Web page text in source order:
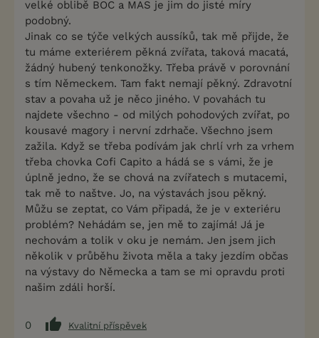
velké oblibě BOC a MAS je jim do jisté míry
podobný.
Jinak co se týče velkých aussíků, tak mě přijde, že
tu máme exteriérem pěkná zvířata, taková macatá,
žádný hubený tenkonožky. Třeba právě v porovnání
s tím Německem. Tam fakt nemají pěkný. Zdravotní
stav a povaha už je něco jiného. V povahách tu
najdete všechno - od milých pohodových zvířat, po
kousavé magory i nervní zdrhače. Všechno jsem
zažila. Když se třeba podívám jak chrlí vrh za vrhem
třeba chovka Cofi Capito a hádá se s vámi, že je
úplně jedno, že se chová na zvířatech s mutacemi,
tak mě to naštve. Jo, na výstavách jsou pěkný.
Můžu se zeptat, co Vám připadá, že je v exteriéru
problém? Nehádám se, jen mě to zajímá! Já je
nechovám a tolik v oku je nemám. Jen jsem jich
několik v průběhu života měla a taky jezdím občas
na výstavy do Německa a tam se mi opravdu proti
našim zdáli horší.
0
Kvalitní příspěvek